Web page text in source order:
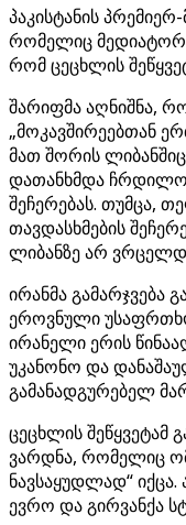
პაკისტანის
რომელიც
რომ ცეცხლის
შარიფმა აღნიშნა,
„მოკავშირეებთან
მათ შორის
დათანხმდა
შეჩერებას. თუმცა,
თავდასხმების
ლიბანზე არ
ირანმა გამარჯვება
ეროვნული
ირანელი ერის
უკანონო და
გამანადგურებელ
ცეცხლის შეწყვეტამ
ვარდნა, რომელიც
ნავსაყუდლად“
ევრო და გირვანქა